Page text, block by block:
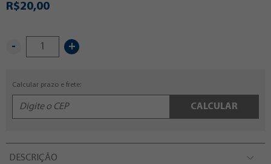
R$20,00
- +
Calcular prazo e frete:
CALCULAR
DESCRIÇÃO